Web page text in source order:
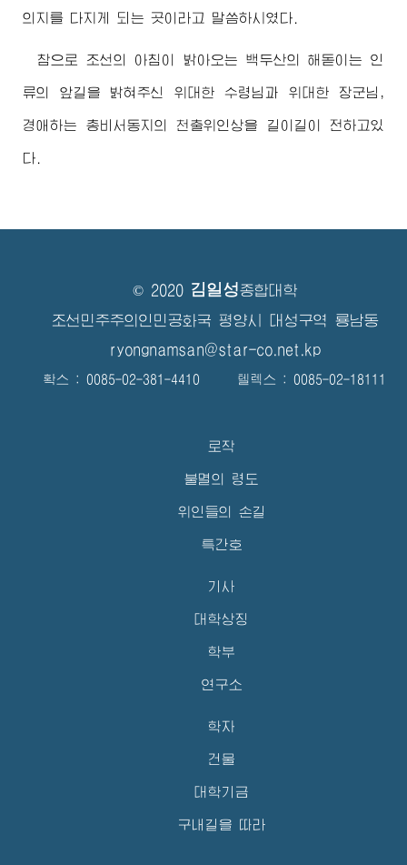
의지를 다지게 되는 곳이라고 말씀하시였다.
참으로 조선의 아침이 밝아오는 백두산의 해돋이는 인
류의 앞길을 밝혀주신 위대한 수령님 과 위대한 장군님 ,
경애하는 총비서동지 의 천출위인상을 길이길이 전하고있
다.
© 2020 김일성종합대학
조선민주주의인민공화국 평양시 대성구역 룡남동
ryongnamsan@star-co.net.kp
확스 : 0085-02-381-4410 텔렉스 : 0085-02-18111
로작
불멸의 령도
위인들의 손길
특간호
기사
대학상징
학부
연구소
학자
건물
대학기금
구내길을 따라